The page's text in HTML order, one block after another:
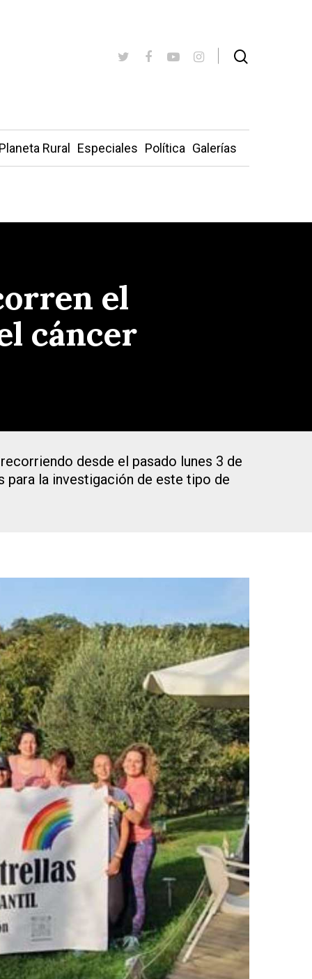
Rural Especiales Política Galerías
el
cáncer
desde el pasado lunes 3 de
para la investigación de este tipo de